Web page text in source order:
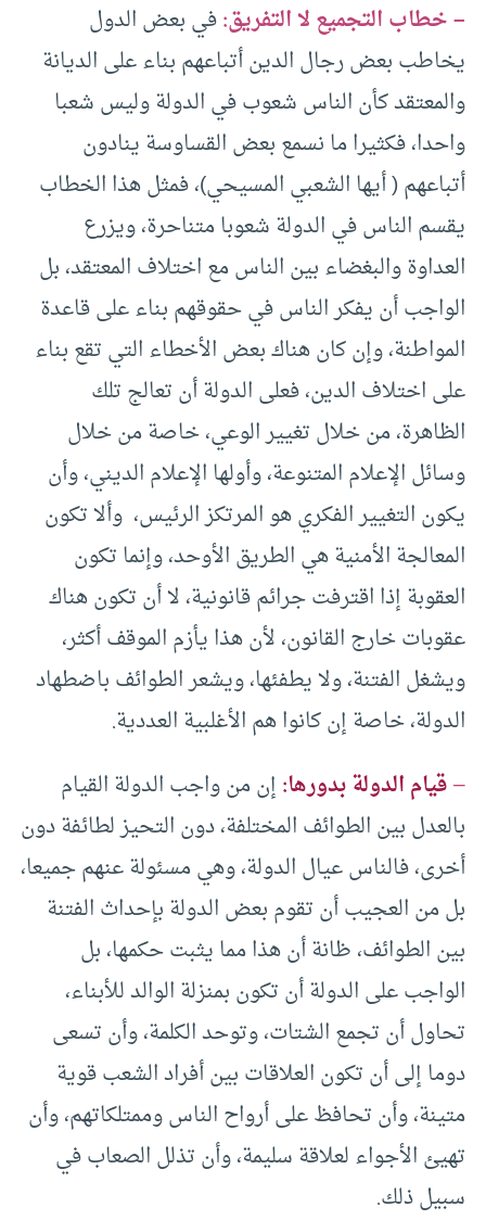
– خطاب التجميع لا التفريق:في بعض الدول
يخاطب بعض رجال الدين أتباعهم بناء على الديانة
والمعتقد كأن الناس شعوب في الدولة وليس شعبا
واحدا، فكثيرا ما نسمع بعض القساوسة ينادون
أتباعهم ( أيها الشعبي المسيحي)، فمثل هذا الخطاب
يقسم الناس في الدولة شعوبا متناحرة، ويزرع
العداوة والبغضاء بين الناس مع اختلاف المعتقد، بل
الواجب أن يفكر الناس في حقوقهم بناء على قاعدة
المواطنة، وإن كان هناك بعض الأخطاء التي تقع بناء
على اختلاف الدين، فعلى الدولة أن تعالج تلك
الظاهرة، من خلال تغيير الوعي، خاصة من خلال
وسائل الإعلام المتنوعة، وأولها الإعلام الديني، وأن
يكون التغيير الفكري هو المرتكز الرئيس، وألا تكون
المعالجة الأمنية هي الطريق الأوحد، وإنما تكون
العقوبة إذا اقترفت جرائم قانونية، لا أن تكون هناك
عقوبات خارج القانون، لأن هذا يأزم الموقف أكثر،
ويشغل الفتنة، ولا يطفئها، ويشعر الطوائف باضطهاد
الدولة، خاصة إن كانوا هم الأغلبية العددية.
–قيام الدولة بدورها:إن من واجب الدولة القيام
بالعدل بين الطوائف المختلفة، دون التحيز لطائفة دون
أخرى، فالناس عيال الدولة، وهي مسئولة عنهم جميعا،
بل من العجيب أن تقوم بعض الدولة بإحداث الفتنة
بين الطوائف، ظانة أن هذا مما يثبت حكمها، بل
الواجب على الدولة أن تكون بمنزلة الوالد للأبناء،
تحاول أن تجمع الشتات، وتوحد الكلمة، وأن تسعى
دوما إلى أن تكون العلاقات بين أفراد الشعب قوية
متينة، وأن تحافظ على أرواح الناس وممتلكاتهم، وأن
تهيئ الأجواء لعلاقة سليمة، وأن تذلل الصعاب في
سبيل ذلك.